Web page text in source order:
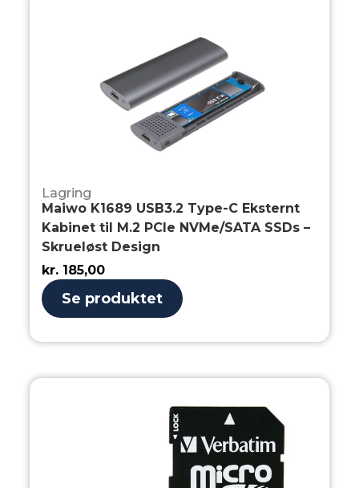
Lagring
Maiwo K1689 USB3.2 Type-C Eksternt
Kabinet til M.2 PCIe NVMe/SATA SSDs –
Skrueløst Design
kr. 185,00
Se produktet